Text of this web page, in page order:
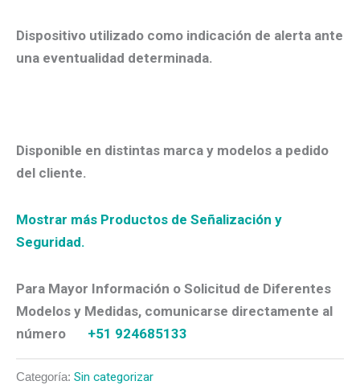
Dispositivo utilizado como indicación de alerta ante
una eventualidad determinada.
Disponible en distintas marca y modelos a pedido
del cliente.
Mostrar más Productos de Señalización y
Seguridad.
Para Mayor Información o Solicitud de Diferentes
Modelos y Medidas, comunicarse directamente al
número
+51 924685133
Categoría: Sin categorizar